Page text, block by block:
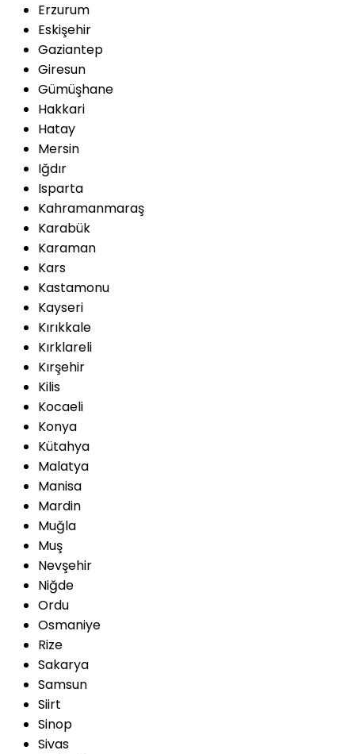
Erzurum
Eskişehir
Gaziantep
Giresun
Gümüşhane
Hakkari
Hatay
Mersin
Iğdır
Isparta
Kahramanmaraş
Karabük
Karaman
Kars
Kastamonu
Kayseri
Kırıkkale
Kırklareli
Kırşehir
Kilis
Kocaeli
Konya
Kütahya
Malatya
Manisa
Mardin
Muğla
Muş
Nevşehir
Niğde
Ordu
Osmaniye
Rize
Sakarya
Samsun
Siirt
Sinop
Sivas